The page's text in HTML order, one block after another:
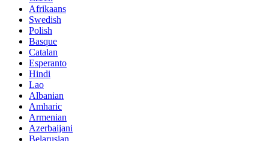
Afrikaans
Swedish
Polish
Basque
Catalan
Esperanto
Hindi
Lao
Albanian
Amharic
Armenian
Azerbaijani
Belarusian